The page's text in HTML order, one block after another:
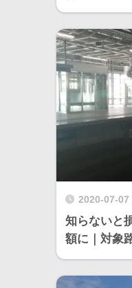
2020-07-07
知らないと
額に｜対象